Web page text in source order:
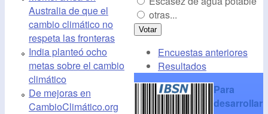
Australia de que el
cambio climático no
respeta las fronteras
India planteó ocho
metas sobre el cambio
climático
De mejoras en
CambioClimático.org
otras...
Encuestas anteriores
Resultados
Para
desarrollar